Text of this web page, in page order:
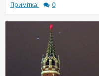
Примітка:
0